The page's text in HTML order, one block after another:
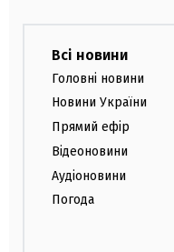
Всі новини
Головні новини
Новини України
Прямий ефір
Відеоновини
Аудіоновини
Погода